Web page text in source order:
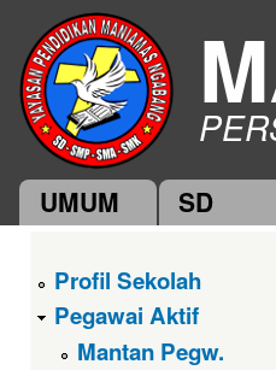
Main menu
UMUM SD
Profil Sekolah
Pegawai Aktif
Mantan Pegw.